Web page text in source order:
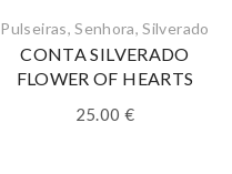
Pulseiras,Senhora,Silverado
CONTA SILVERADO
FLOWER OF HEARTS
25.00 €